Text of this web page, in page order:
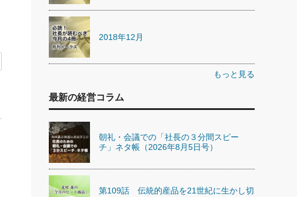
2018年12月
もっと見る
最新の経営コラム
朝礼・会議での「社長の３分間スピー
チ」ネタ帳（2026年8月5日号）
第109話 伝統的産品を21世紀に生かし切